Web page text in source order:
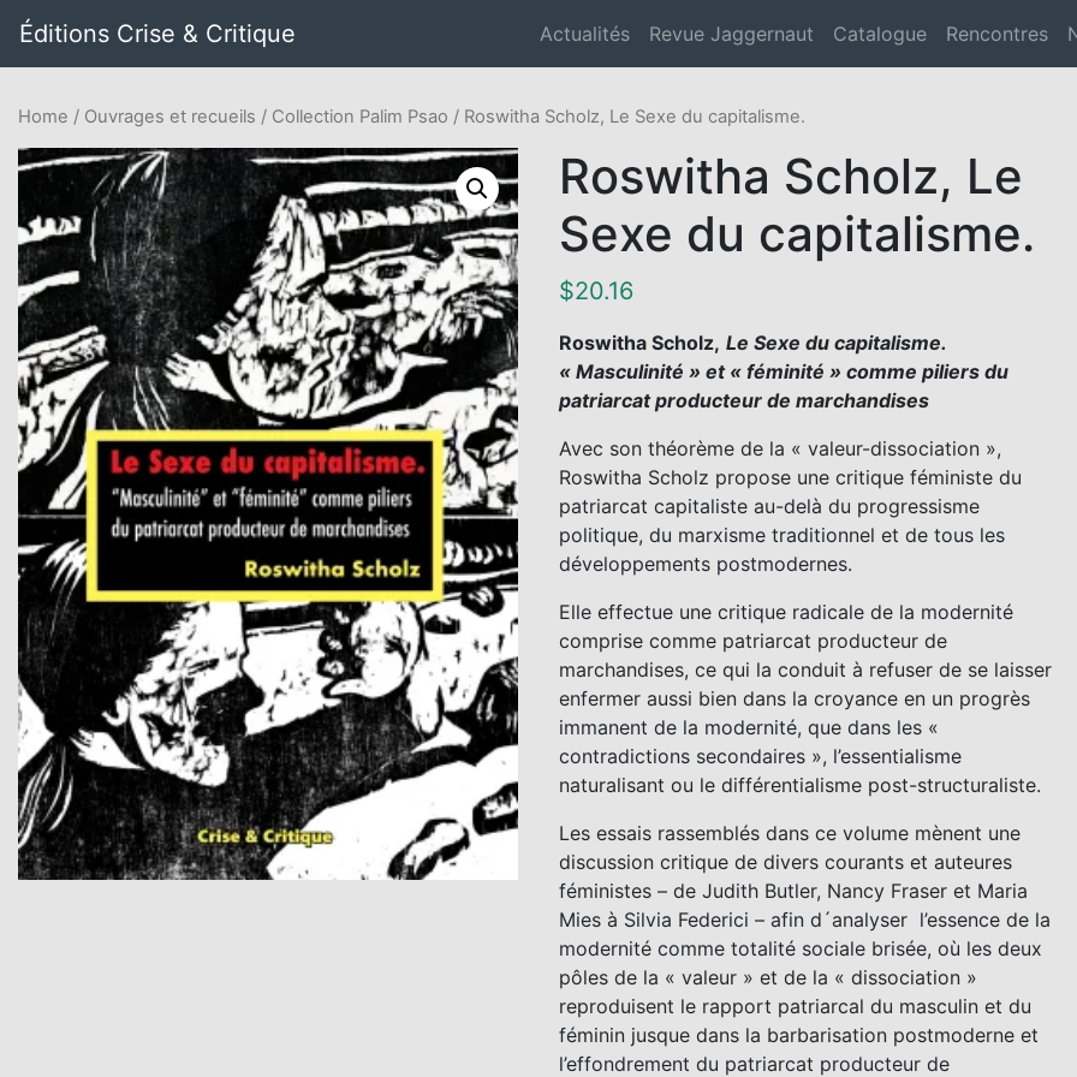
Éditions Crise & Critique Actualités Revue Jaggernaut Catalogue Rencontres
Home / Ouvrages et recueils / Collection Palim Psao / Roswitha Scholz, Le Sexe du capitalisme.
Roswitha Scholz, Le
Sexe du capitalisme.
$20.16
Roswitha Scholz, Le Sexe du capitalisme.
« Masculinité » et « féminité » comme piliers du
patriarcat producteur de marchandises
Avec son théorème de la « valeur-dissociation »,
Roswitha Scholz propose une critique féministe du
patriarcat capitaliste au-delà du progressisme
politique, du marxisme traditionnel et de tous les
développements postmodernes.
Elle effectue une critique radicale de la modernité
comprise comme patriarcat producteur de
marchandises, ce qui la conduit à refuser de se laisser
enfermer aussi bien dans la croyance en un progrès
immanent de la modernité, que dans les «
contradictions secondaires », l’essentialisme
naturalisant ou le différentialisme post-structuraliste.
Les essais rassemblés dans ce volume mènent une
discussion critique de divers courants et auteures
féministes – de Judith Butler, Nancy Fraser et Maria
Mies à Silvia Federici – afin d´analyser l’essence de la
modernité comme totalité sociale brisée, où les deux
pôles de la « valeur » et de la « dissociation »
reproduisent le rapport patriarcal du masculin et du
féminin jusque dans la barbarisation postmoderne et
l’effondrement du patriarcat producteur de